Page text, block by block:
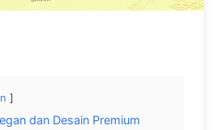
dan Desain Premium